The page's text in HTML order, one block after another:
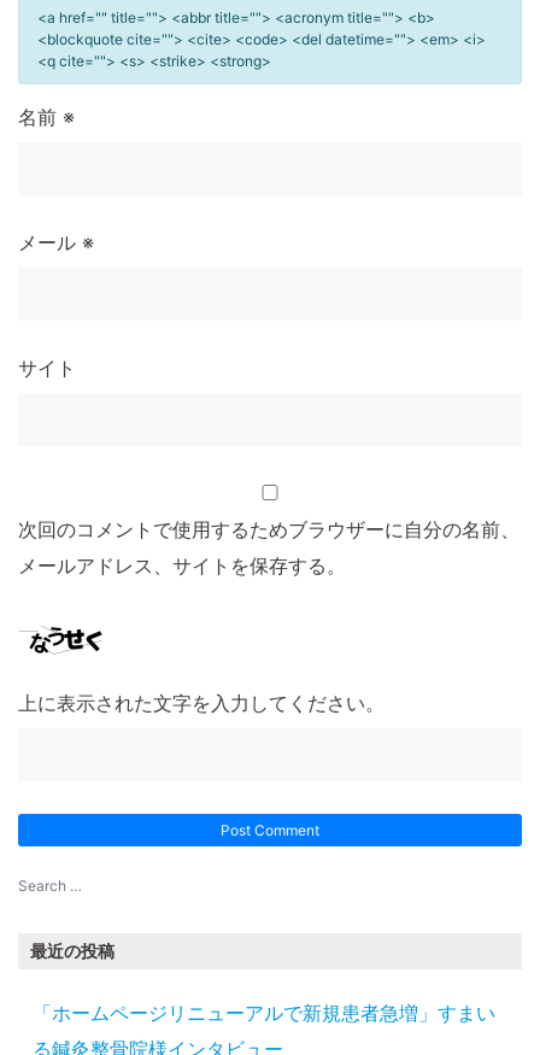
<a href="" title=""> <abbr title=""> <acronym title=""> <b>
<blockquote cite=""> <cite> <code> <del datetime=""> <em> <i>
<q cite=""> <s> <strike> <strong>
名前 ※
メール ※
サイト
次回のコメントで使用するためブラウザーに自分の名前、
メールアドレス、サイトを保存する。
上に表示された文字を入力してください。
最近の投稿
「ホームページリニューアルで新規患者急増」すまい
る鍼灸整骨院様インタビュー